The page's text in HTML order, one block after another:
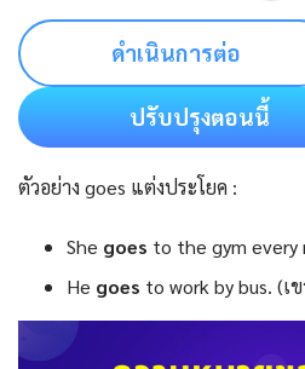
ดำเนินการต่อ
ปรับปรุงตอนนี้
ตัวอย่าง goes แต่งประโยค :
She goes to the gym every
He goes to work by bus. (เ